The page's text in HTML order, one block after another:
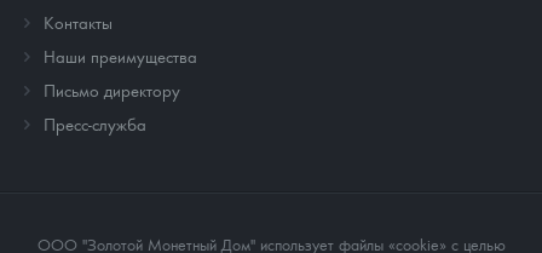
Контакты
Наши преимущества
Письмо директору
Пресс-служба
ООО "Золотой Монетный Дом" использует файлы «cookie» с целью